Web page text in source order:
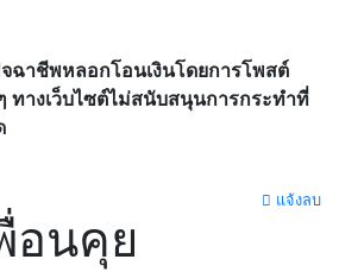
ฉาชีพหลอกโอนเงินโดยการโพสต์
ทางเว็บไซต์ไม่สนับสนุนการกระทำที่
แจ้งลบ
อนคุย